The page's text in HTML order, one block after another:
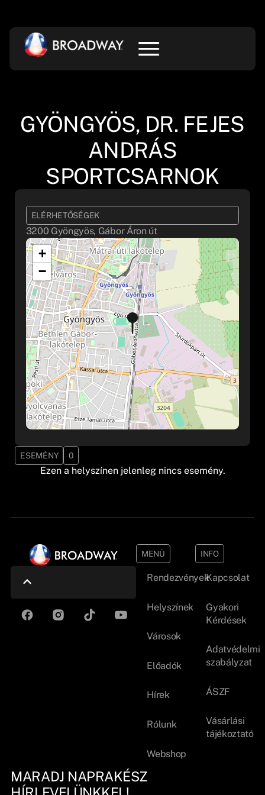
GYÖNGYÖS, DR. FEJES
ANDRÁS
SPORTCSARNOK
ELÉRHETŐSÉGEK
3200 Gyöngyös, Gábor Áron út
+
−
ESEMÉNY 0
Ezen a helyszínen jelenleg nincs esemény.
MENÜ
Rendezvények
Helyszínek
Városok
Előadók
Hírek
Rólunk
Webshop
INFO
Kapcsolat
Gyakori
Kérdések
Adatvédelmi
szabályzat
ÁSZF
Vásárlási
tájékoztató
MARADJ NAPRAKÉSZ